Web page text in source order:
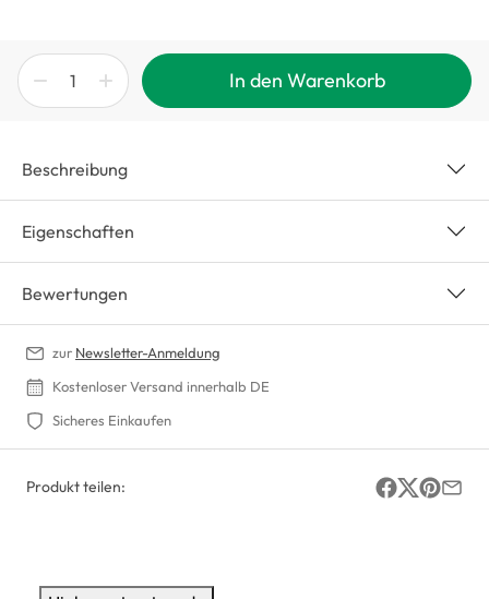
In den Warenkorb
Beschreibung
Eigenschaften
Bewertungen
zur Newsletter-Anmeldung
Kostenloser Versand innerhalb DE
Sicheres Einkaufen
Produkt teilen: